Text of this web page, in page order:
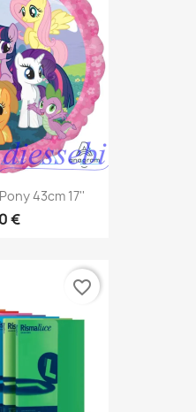
43cm 17''
€
favorite_border